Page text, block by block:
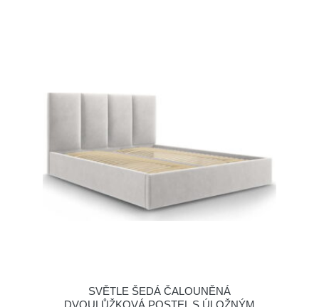
SVĚTLE ŠEDÁ ČALOUNĚNÁ
DVOULŮŽKOVÁ POSTEL S ÚLOŽNÝM